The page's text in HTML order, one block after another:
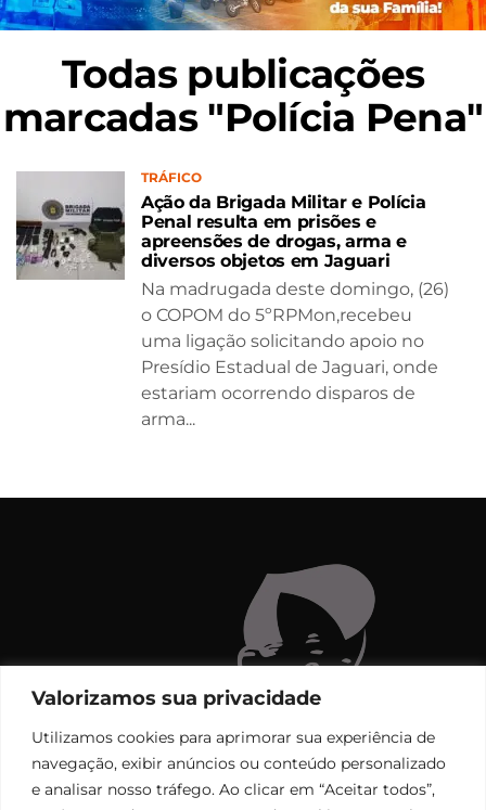
Valorizamos sua privacidade
Utilizamos cookies para aprimorar sua experiência de
navegação, exibir anúncios ou conteúdo personalizado
e analisar nosso tráfego. Ao clicar em “Aceitar todos”,
Todas publicações
marcadas "Polícia Pena"
TRÁFICO
Ação da Brigada Militar e Polícia
Penal resulta em prisões e
apreensões de drogas, arma e
diversos objetos em Jaguari
Na madrugada deste domingo, (26)
o COPOM do 5ºRPMon,recebeu
uma ligação solicitando apoio no
Presídio Estadual de Jaguari, onde
estariam ocorrendo disparos de
arma...